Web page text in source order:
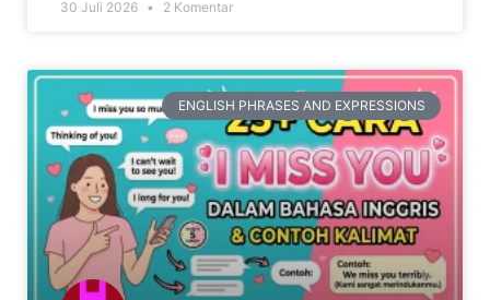
30 Juli 2026 2 Komentar
ENGLISH PHRASES AND EXPRESSIONS